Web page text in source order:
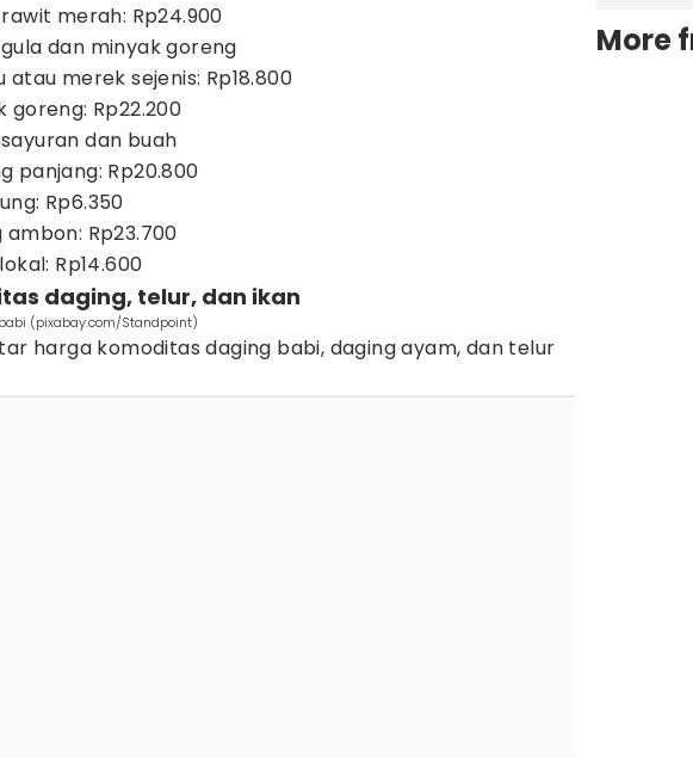
merah: Rp24.900
dan minyak goreng
atau merek sejenis: Rp18.800
goreng: Rp22.200
dan buah
panjang: Rp20.800
Rp6.350
ambon: Rp23.700
Rp14.600
daging, telur, dan ikan
(pixabay.com/Standpoint)
harga komoditas daging babi, daging ayam, dan telur
More